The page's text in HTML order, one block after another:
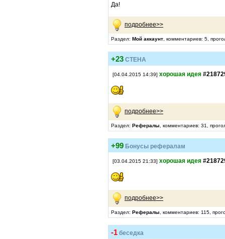
Да!
подробнее>>
Раздел: Мой аккаунт , комментариев: 5,
+23 СТЕНА
[04.04.2015 14:39] хорошая идея
подробнее>>
Раздел: Рефералы , комментариев: 31,
+99 Бонусы рефералам
[03.04.2015 21:33] хорошая идея
подробнее>>
Раздел: Рефералы , комментариев: 115,
-1 беседка